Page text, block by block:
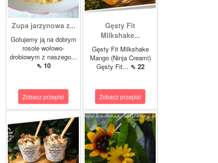
Zupa jarzynowa z...
Gotujemy ją na dobrym
rosole wołowo-
drobiowym z naszego...
⇖ 10
Zobacz przepis!
Gęsty Fit
Milkshake...
Gęsty Fit Milkshake
Mango (Ninja Creami)
Gęsty Fit... ⇖ 22
Zobacz przepis!